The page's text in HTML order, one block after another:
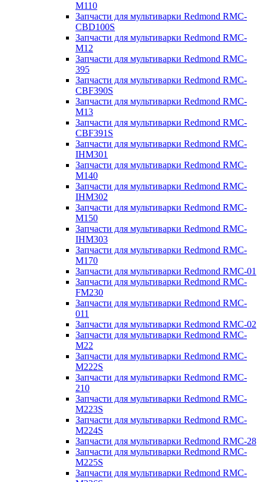
M110
Запчасти для мультиварки Redmond RMC-
CBD100S
Запчасти для мультиварки Redmond RMC-
M12
Запчасти для мультиварки Redmond RMC-
395
Запчасти для мультиварки Redmond RMC-
CBF390S
Запчасти для мультиварки Redmond RMC-
M13
Запчасти для мультиварки Redmond RMC-
CBF391S
Запчасти для мультиварки Redmond RMC-
IHM301
Запчасти для мультиварки Redmond RMC-
M140
Запчасти для мультиварки Redmond RMC-
IHM302
Запчасти для мультиварки Redmond RMC-
M150
Запчасти для мультиварки Redmond RMC-
IHM303
Запчасти для мультиварки Redmond RMC-
M170
Запчасти для мультиварки Redmond RMC-01
Запчасти для мультиварки Redmond RMC-
FM230
Запчасти для мультиварки Redmond RMC-
011
Запчасти для мультиварки Redmond RMC-02
Запчасти для мультиварки Redmond RMC-
M22
Запчасти для мультиварки Redmond RMC-
M222S
Запчасти для мультиварки Redmond RMC-
210
Запчасти для мультиварки Redmond RMC-
M223S
Запчасти для мультиварки Redmond RMC-
M224S
Запчасти для мультиварки Redmond RMC-28
Запчасти для мультиварки Redmond RMC-
M225S
Запчасти для мультиварки Redmond RMC-